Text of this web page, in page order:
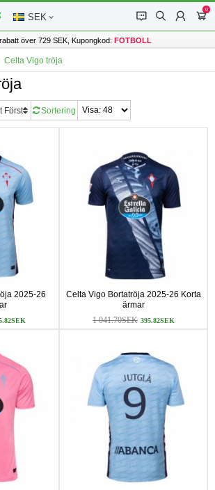
SEK 󰂱 󰂨 󰃳
0
󰃦
över 729 SEK, Kupongkod: FOTBOLL
Celta Vigo tröja
Först Sortering
2025-26
Celta Vigo Bortatröja 2025-26 Korta
ärmar
1 041.70SEK 395.82SEK